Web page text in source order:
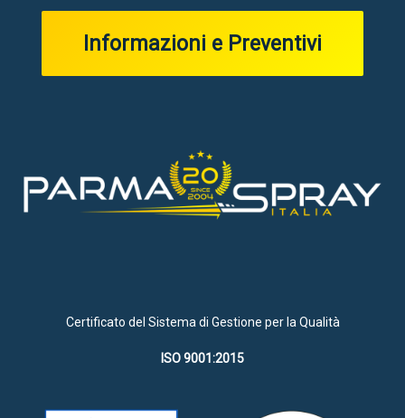
Informazioni e Preventivi
Certificato del Sistema di Gestione per la Qualità
ISO 9001:2015